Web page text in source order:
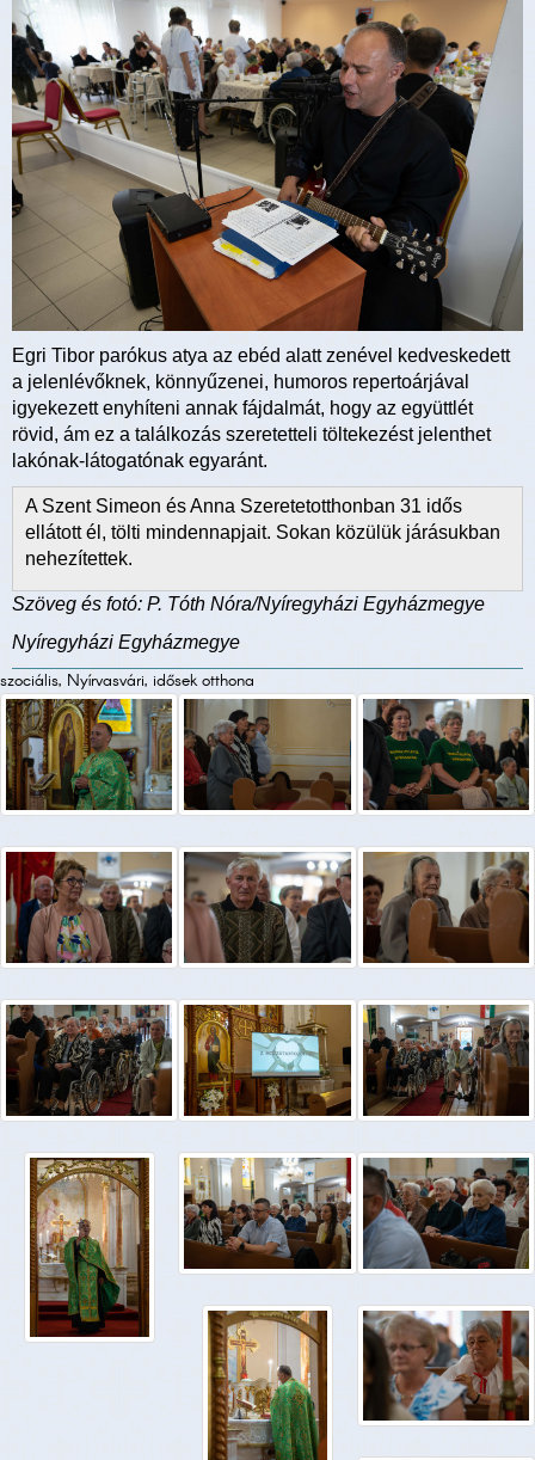
Egri Tibor parókus atya az ebéd alatt zenével kedveskedett
a jelenlévőknek, könnyűzenei, humoros repertoárjával
igyekezett enyhíteni annak fájdalmát, hogy az együttlét
rövid, ám ez a találkozás szeretetteli töltekezést jelenthet
lakónak-látogatónak egyaránt.
A Szent Simeon és Anna Szeretetotthonban 31 idős
ellátott él, tölti mindennapjait. Sokan közülük járásukban
nehezítettek.
Szöveg és fotó: P. Tóth Nóra/Nyíregyházi Egyházmegye
Nyíregyházi Egyházmegye
szociális, Nyírvasvári, idősek otthona